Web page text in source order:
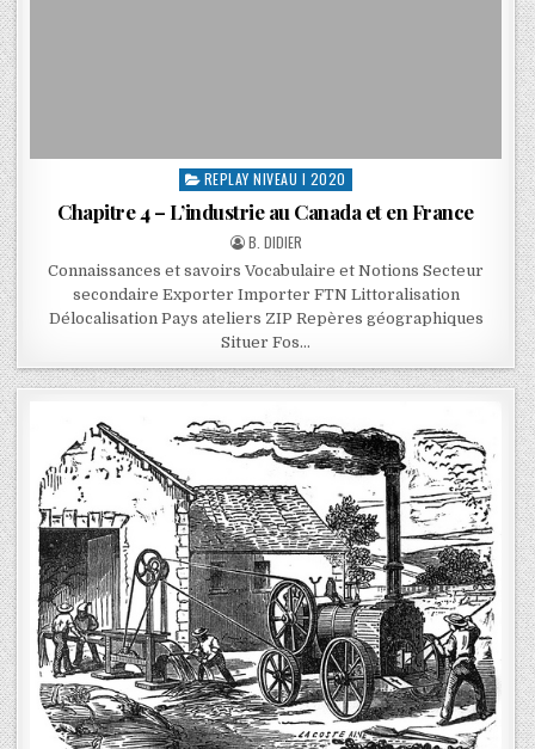
REPLAY NIVEAU I 2020
Chapitre 4 – L’industrie au Canada et en France
B. DIDIER
Connaissances et savoirs Vocabulaire et Notions Secteur
secondaire Exporter Importer FTN Littoralisation
Délocalisation Pays ateliers ZIP Repères géographiques
Situer Fos…